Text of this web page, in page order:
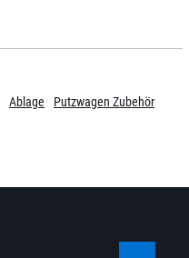
Ablage
Putzwagen Zubehör